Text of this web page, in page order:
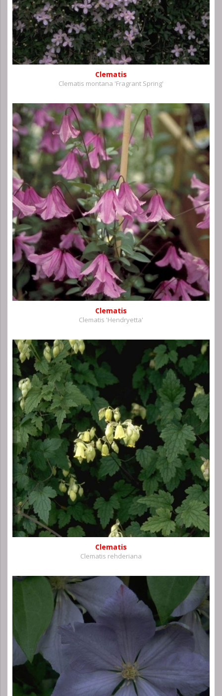
Clematis
Clematis montana 'Fragrant Spring'
Clematis
Clematis 'Hendryetta'
Clematis
Clematis rehderiana